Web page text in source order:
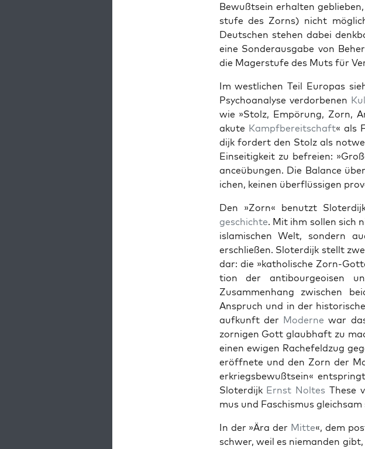
Bewußt­sein erhal­ten
stufe des Zorns) nicht
Deutschen ste­hen dabei
eine Son­der­aus­gabe von
die Mager­stufe des Muts für
Im west­lichen Teil Europas
Psy­cho­analyse ver­dor­be­nen
wie »Stolz, Empörung, Zorn,
akute Kampf­bere­itschaft« als
dijk fordert den Stolz als
Ein­seit­igkeit zu befreien:
anceübun­gen. Die Bal­ance
ichen, keinen über­flüs­si­gen
Den »Zorn« benutzt
geschichte. Mit ihm sollen sich
islamis­chen Welt, son­dern
erschließen. Slo­ter­dijk stellt
dar: die »katholis­che Zorn-
tion der anti­bour­geoisen
Zusam­men­hang zwis­chen
Anspruch und in der
aufkun­ft der Mod­erne war
zorni­gen Gott glaub­haft zu
einen ewigen Rachefeldzug
eröffnete und den Zorn der
erkriegs­be­wußt­sein«
Slo­ter­dijk Ernst Noltes These
mus und Faschis­mus
In der »Ära der Mitte«, dem
schw­er, weil es nie­man­den